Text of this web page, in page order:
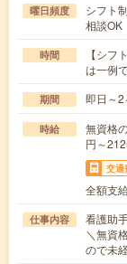
曜日頻度
シフト
相談OK
時間
【シ
は一例
期間 即日～
時給
無資格
円～
交通
全額支
仕事内容
看護助
＼無資
ので未